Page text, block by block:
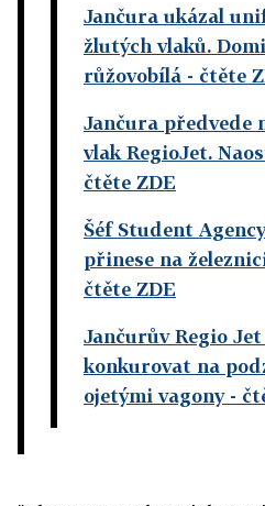
Jančura ukázal
žlutých vlaků.
růžovobílá - čtěte
Jančura předvede
vlak RegioJet.
čtěte ZDE
Šéf Student
přinese na
čtěte ZDE
Jančurův Regio Jet
konkurovat na
ojetými vagony-